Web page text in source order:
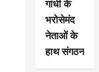
गांधी के
भरोसेमंद
नेताओं के
हाथ संगठन